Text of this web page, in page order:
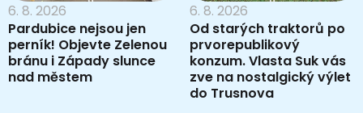
6. 8. 2026
Pardubice nejsou jen
perník! Objevte Zelenou
bránu i Západy slunce
nad městem
6. 8. 2026
Od starých traktorů po
prvorepublikový
konzum. Vlasta Suk vás
zve na nostalgický výlet
do Trusnova